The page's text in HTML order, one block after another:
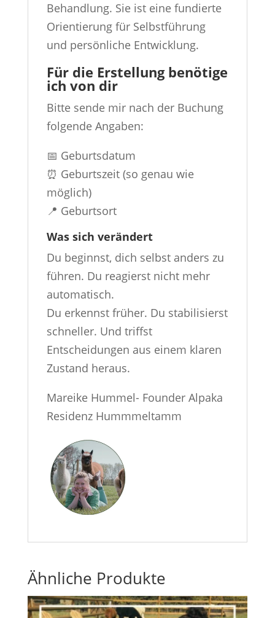
Behandlung. Sie ist eine fundierte
Orientierung für Selbstführung
und persönliche Entwicklung.
Für die Erstellung benötige
ich von dir
Bitte sende mir nach der Buchung
folgende Angaben:
📅 Geburtsdatum
⏰ Geburtszeit (so genau wie
möglich)
📍 Geburtsort
Was sich verändert
Du beginnst, dich selbst anders zu
führen. Du reagierst nicht mehr
automatisch.
Du erkennst früher. Du stabilisierst
schneller. Und triffst
Entscheidungen aus einem klaren
Zustand heraus.
Mareike Hummel- Founder Alpaka
Residenz Hummmeltamm
Ähnliche Produkte